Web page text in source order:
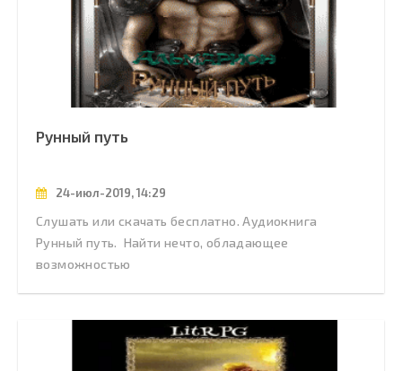
Рунный путь
24-июл-2019, 14:29
Слушать или скачать бесплатно. Аудиокнига
Рунный путь. Найти нечто, обладающее
возможностью